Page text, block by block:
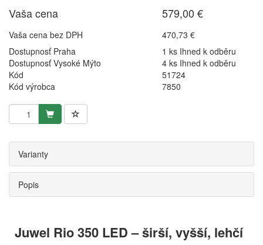
Vaša cena 579,00 €
Vaša cena bez DPH
470,73 €
Dostupnosť Praha
1 ks Ihned k odběru
Dostupnosť Vysoké Mýto
4 ks Ihned k odběru
Kód
51724
Kód výrobca
7850
Varianty
Popis
Juwel Rio 350 LED – širší, vyšší, lehčí